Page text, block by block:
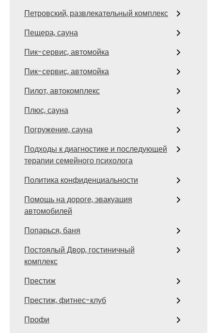
Петровский, развлекательный комплекс
Пещера, сауна
Пик-сервис, автомойка
Пик-сервис, автомойка
Пилот, автокомплекс
Плюс, сауна
Погружение, сауна
Подходы к диагностике и последующей
терапии семейного психолога
Политика конфиденциальности
Помощь на дороге, эвакуация
автомобилей
Попарься, баня
Постоялый Двор, гостиничный
комплекс
Престиж
Престиж, фитнес-клуб
Профи